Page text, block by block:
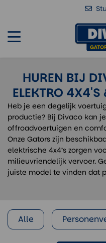
HUREN BIJ
ELEKTRO 4X4'S
Heb je een degelijk
productie? Bij Divaco kan
offroadvoertuigen en
Onze Gators zijn
elektrische 4x4’s zorgen
milieuvriendelijk vervoer.
juiste model te vinden dat
Alle